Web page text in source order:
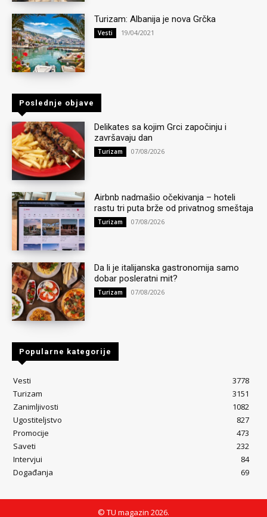
Turizam: Albanija je nova Grčka
Vesti 19/04/2021
Poslednje objave
Delikates sa kojim Grci započinju i
završavaju dan
Turizam 07/08/2026
Airbnb nadmašio očekivanja – hoteli
rastu tri puta brže od privatnog smeštaja
Turizam 07/08/2026
Da li je italijanska gastronomija samo
dobar posleratni mit?
Turizam 07/08/2026
Popularne kategorije
Vesti
3778
Turizam
3151
Zanimljivosti
1082
Ugostiteljstvo
827
Promocije
473
Saveti
232
Intervjui
84
Događanja
69
© TU magazin 2026.